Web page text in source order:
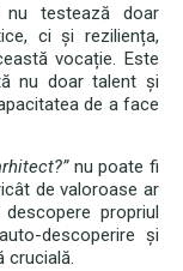
testează doar
ci și reziliența,
vocație. Este
nu doar talent și
de a face
nu poate fi
de valoroase ar
propriul
descoperire și
crucială.